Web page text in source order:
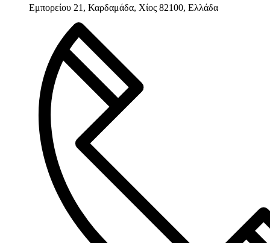
Εμπορείου 21, Καρδαμάδα, Χίος 82100, Ελλάδα